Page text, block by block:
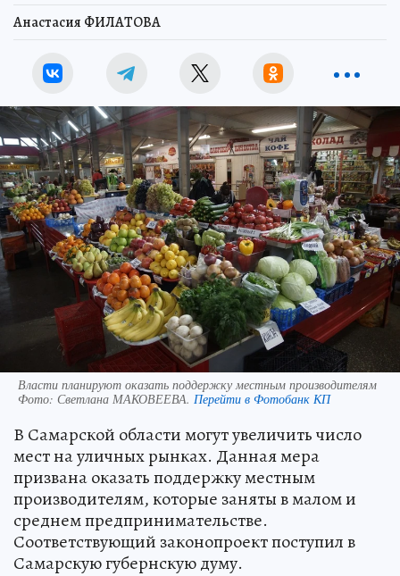
Анастасия ФИЛАТОВА
Власти планируют оказать поддержку местным производителям
Фото: Светлана МАКОВЕЕВА. Перейти в Фотобанк КП
В Самарской области могут увеличить число
мест на уличных рынках. Данная мера
призвана оказать поддержку местным
производителям, которые заняты в малом и
среднем предпринимательстве.
Соответствующий законопроект поступил в
Самарскую губернскую думу.